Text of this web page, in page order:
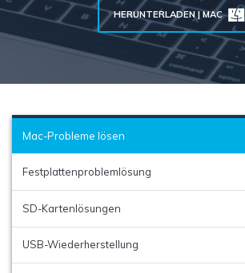
Recoverit kostenlos
Weitere Produkte
Repairit - Datenreparatur
ALLE FUNKTIONEN ENTDECKEN
search HERUNTERLADEN | MAC
Mac-Probleme lösen
Festplattenproblemlösung
SD-Kartenlösungen
USB-Wiederherstellung